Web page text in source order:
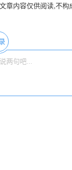
章内容仅供阅读,不构